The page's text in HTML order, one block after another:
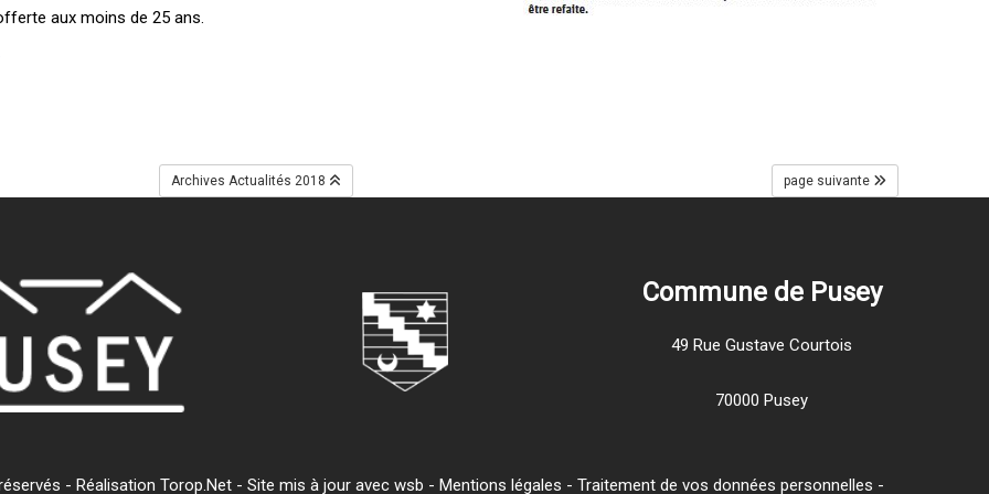
aux moins de 25 ans.
Archives Actualités 2018 page suivante
Commune de Pusey
49 Rue Gustave Courtois
70000 Pusey
- Réalisation Torop.Net - Site mis à jour avec wsb - Mentions légales - Traitement de vos données personnelles -